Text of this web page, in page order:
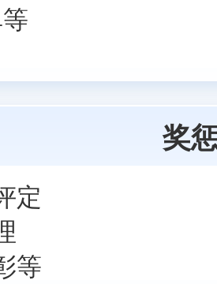
奖
定
等